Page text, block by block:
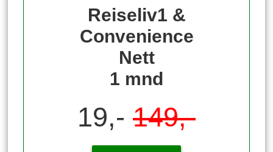
Reiseliv1 &
Convenience
Nett
1 mnd
19,- 149,-